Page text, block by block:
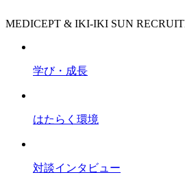
MEDICEPT & IKI-IKI SUN
学び・成長
はたらく環境
対談インタビュー